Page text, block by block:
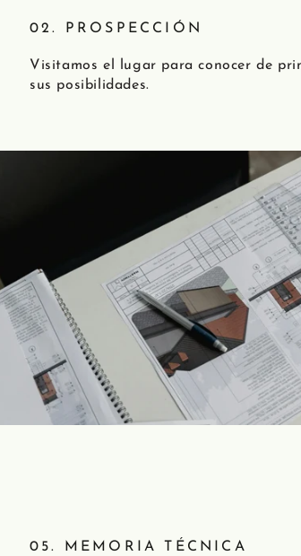
02. PROSPECCIÓN
Visitamos el lugar para conocer de
sus posibilidades.
05. MEMORIA TÉCNICA